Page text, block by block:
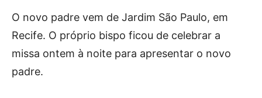
O novo padre vem de Jardim São Paulo, em
Recife. O próprio bispo ficou de celebrar a
missa ontem à noite para apresentar o novo
padre.